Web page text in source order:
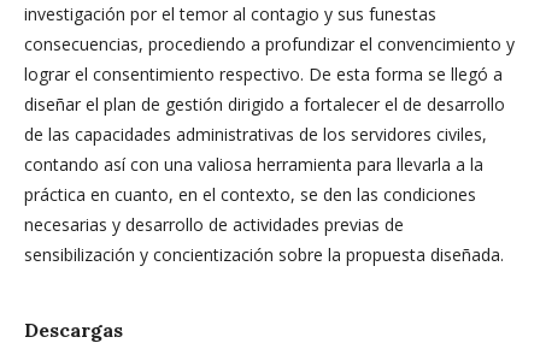
investigación por el temor al contagio y sus funestas
consecuencias, procediendo a profundizar el convencimiento y
lograr el consentimiento respectivo. De esta forma se llegó a
diseñar el plan de gestión dirigido a fortalecer el de desarrollo
de las capacidades administrativas de los servidores civiles,
contando así con una valiosa herramienta para llevarla a la
práctica en cuanto, en el contexto, se den las condiciones
necesarias y desarrollo de actividades previas de
sensibilización y concientización sobre la propuesta diseñada.
Descargas